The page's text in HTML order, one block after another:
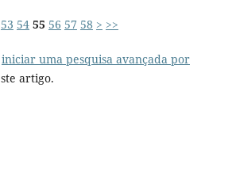
53 54 55 56 57 58 > >>
iniciar uma pesquisa avançada por
artigo.